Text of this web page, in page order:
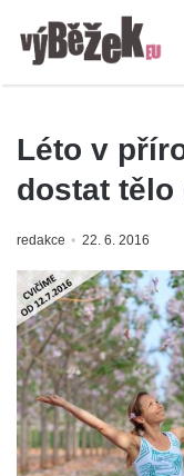
Léto v
dostat tělo
redakce 22. 6. 2016